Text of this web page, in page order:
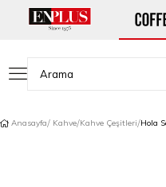
Anasayfa Kahve Kahve Çeşitleri